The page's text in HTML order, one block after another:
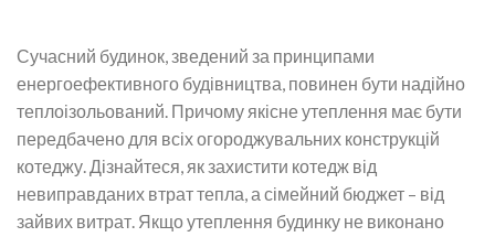
Сучасний будинок, зведений за принципами
енергоефективного будівництва, повинен бути надійно
теплоізольований. Причому якісне утеплення має бути
передбачено для всіх огороджувальних конструкцій
котеджу. Дізнайтеся, як захистити котедж від
невиправданих втрат тепла, а сімейний бюджет – від
зайвих витрат. Якщо утеплення будинку не виконано